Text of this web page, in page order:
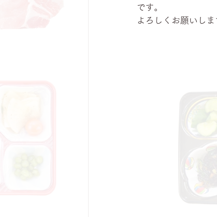
です。
よろしくお願いし